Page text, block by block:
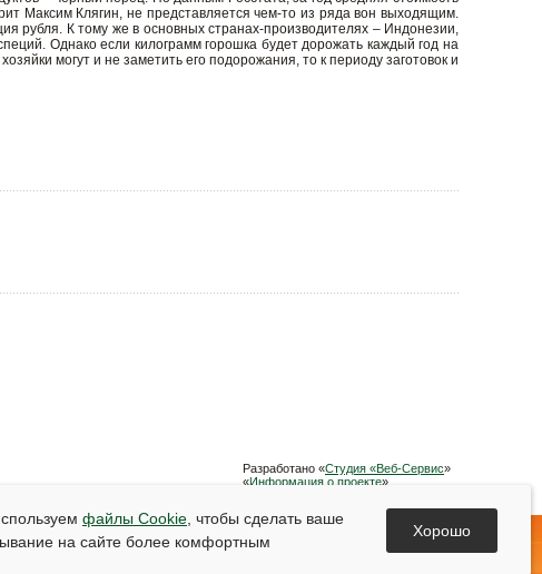
Максим Клягин, не представляется чем-то из ряда вон выходящим.
рубля. К тому же в основных странах-производителях – Индонезии,
Однако если килограмм горошка будет дорожать каждый год на
могут и не заметить его подорожания, то к периоду заготовок и
Разработано «Студия «Веб-Сервис»
«Информация о проекте»
файлы Cookie , чтобы сделать ваше
на сайте более комфортным
Хорошо